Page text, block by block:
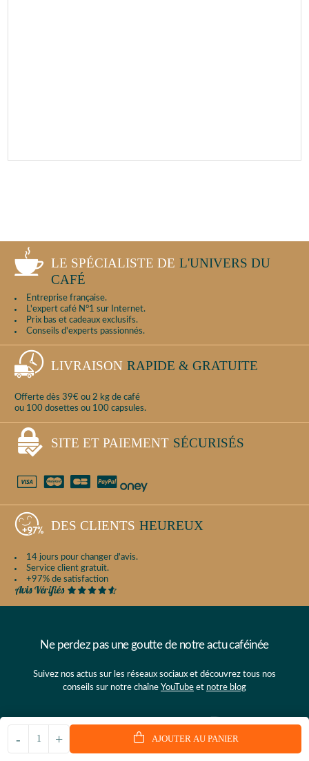
+
- AJOUTER AU PANIER
LE SPÉCIALISTE DE L'UNIVERS DU
CAFÉ
Entreprise française.
L'expert café N°1 sur Internet.
Prix bas et cadeaux exclusifs.
Conseils d'experts passionnés.
LIVRAISON RAPIDE & GRATUITE
Offerte dès 39€ ou 2 kg de café
ou 100 dosettes ou 100 capsules.
SITE ET PAIEMENT SÉCURISÉS
DES CLIENTS HEUREUX
14 jours pour changer d'avis.
Service client gratuit.
+97% de satisfaction
Ne perdez pas une goutte de notre actu caféinée
Suivez nos actus sur les réseaux sociaux et découvrez tous nos
conseils sur notre chaîne YouTube et notre blog